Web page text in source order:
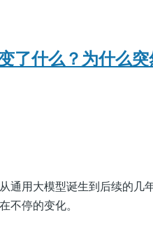
了什么？为什么
通用大模型诞生到后续的几
不停的变化。